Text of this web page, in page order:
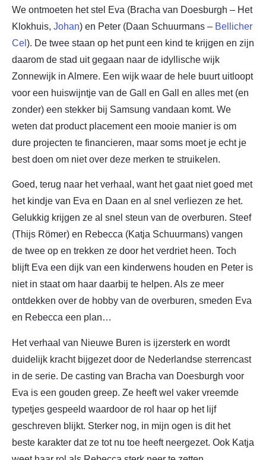
We ontmoeten het stel Eva (Bracha van Doesburgh – Het
Klokhuis, Johan) en Peter (Daan Schuurmans – Bellicher
Cel ). De twee staan op het punt een kind te krijgen en zijn
daarom de stad uit gegaan naar de idyllische wijk
Zonnewijk in Almere. Een wijk waar de hele buurt uitloopt
voor een huiswijntje van de Gall en Gall en alles met (en
zonder) een stekker bij Samsung vandaan komt. We
weten dat product placement een mooie manier is om
dure projecten te financieren, maar soms moet je echt je
best doen om niet over deze merken te struikelen.
Goed, terug naar het verhaal, want het gaat niet goed met
het kindje van Eva en Daan en al snel verliezen ze het.
Gelukkig krijgen ze al snel steun van de overburen. Steef
(Thijs Römer) en Rebecca (Katja Schuurmans) vangen
de twee op en trekken ze door het verdriet heen. Toch
blijft Eva een dijk van een kinderwens houden en Peter is
niet in staat om haar daarbij te helpen. Als ze meer
ontdekken over de hobby van de overburen, smeden Eva
en Rebecca een plan…
Het verhaal van Nieuwe Buren is ijzersterk en wordt
duidelijk kracht bijgezet door de Nederlandse sterrencast
in de serie. De casting van Bracha van Doesburgh voor
Eva is een gouden greep. Ze heeft wel vaker vreemde
typetjes gespeeld waardoor de rol haar op het lijf
geschreven blijkt. Sterker nog, in mijn ogen is dit het
beste karakter dat ze tot nu toe heeft neergezet. Ook Katja